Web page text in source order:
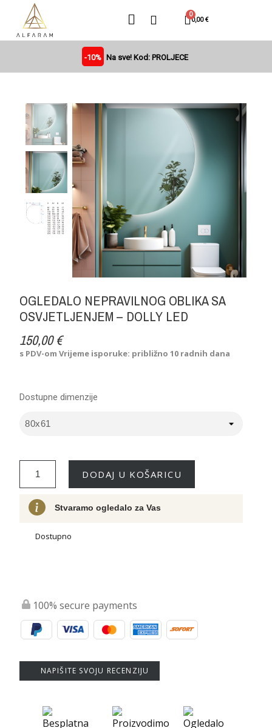
0,00 €
-10% Na sve! Kod: PROLJECE
OGLEDALO NEPRAVILNOG OBLIKA SA
OSVJETLJENJEM – DOLLY LED
150,00 €
s PDV-omVrijeme isporuke: približno 10 radnih dana
Dostupne dimenzije
DODAJ U KOŠARICU
Stvaramo ogledalo za Vas
Dostupno
100% secure payments
NAPIŠITE SVOJU RECENZIJU